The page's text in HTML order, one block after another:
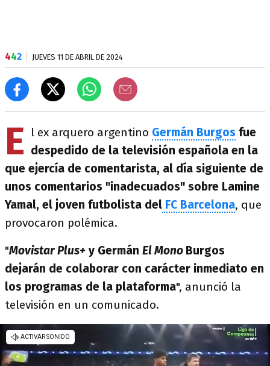
442 JUEVES 11 DE ABRIL DE 2024
E l ex arquero argentino Germán Burgos fue
despedido de la televisión española en la
que ejercía de comentarista, al día siguiente de
unos comentarios "inadecuados" sobre Lamine
Yamal, el joven futbolista del FC Barcelona, que
provocaron polémica.
"Movistar Plus+ y Germán El Mono Burgos
dejarán de colaborar con carácter inmediato en
los programas de la plataforma", anunció la
televisión en un comunicado.